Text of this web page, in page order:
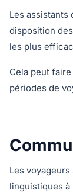
Les
disposition
les plus
Cela peut
périodes de
Les
linguistiques